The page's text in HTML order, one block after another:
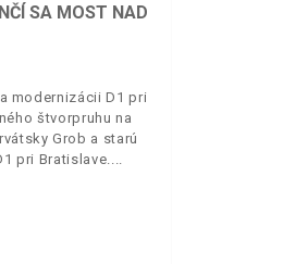
SA MOST NAD
modernizácii D1 pri
štvorpruhu na
Grob a starú
pri Bratislave.